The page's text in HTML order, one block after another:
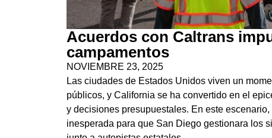
Acuerdos con Caltrans
campamentos
NOVIEMBRE 23, 2025
Las ciudades de Estados Unidos viven un
públicos, y California se ha convertido en el
y decisiones presupuestales. En este escenario,
inesperada para que San Diego gestionara los